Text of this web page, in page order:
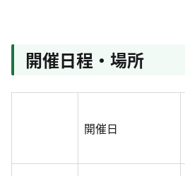
開催日程・場所
開催日